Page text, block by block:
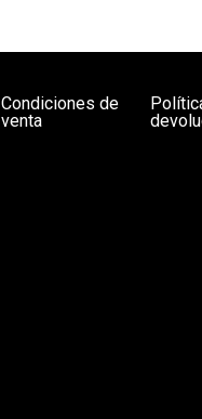
Condiciones de
venta